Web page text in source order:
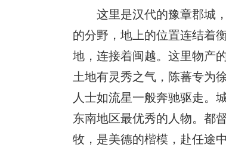
这里是汉代的豫章郡城
的分野，地上的位置连结着
地，连接着闽越。这里物产
土地有灵秀之气，陈蕃专为
人士如流星一般奔驰驱走。
东南地区最优秀的人物。都
牧，是美德的楷模，赴任途